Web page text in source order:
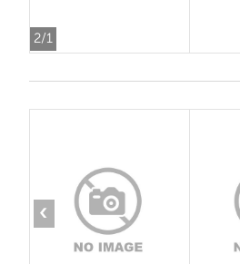
2/1
‹